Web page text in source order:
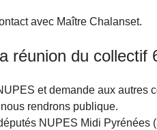
avec Maître Chalanset.
réunion du collectif
et demande aux autres
rendrons publique.
NUPES Midi Pyrénées